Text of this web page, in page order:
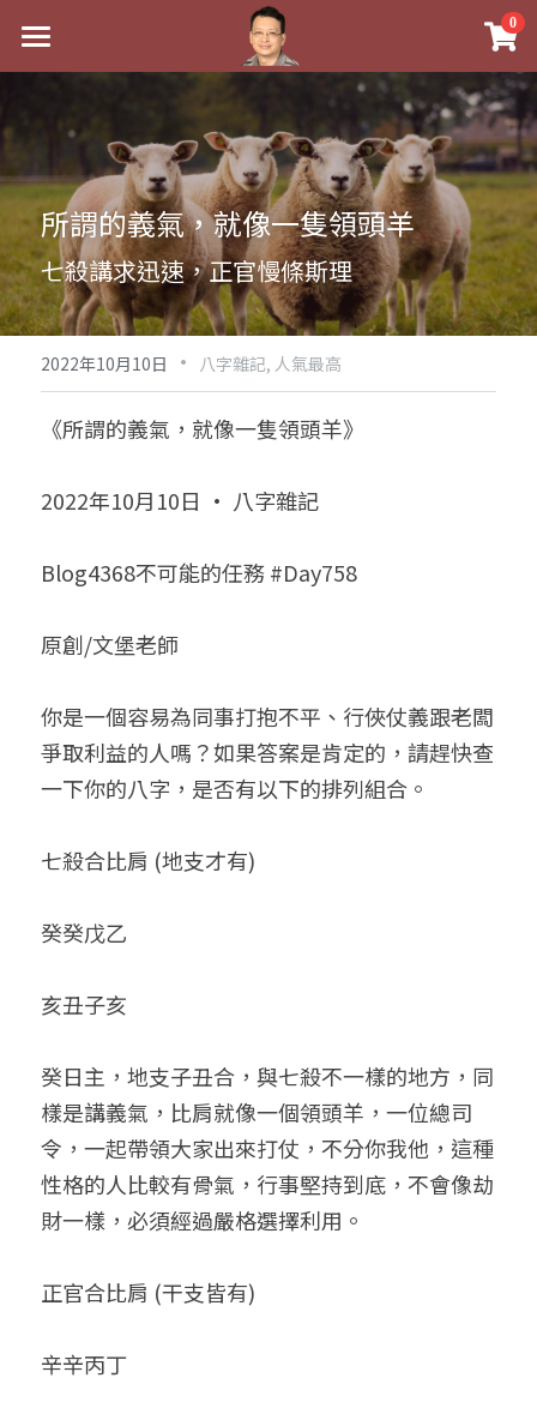
0
最新消息
關於我
實體經營
祖傳命理
手工印鑑
課程介紹
五行八字學
後天派陽宅
Blog
黃金會員專區
八字雜記
站長精選
臉書生活
試閱專區
Podcast聽書
陽宅視頻
線上直播
線上學苑
八字進階班
八字中階班
五人實戰班
五行計算初階班
五行計算高階班
團隊訓練營
《十神高階實戰錄》完整典藏版
科學八字推理PDF
小兒命名
科學八字推理1
科學八字推理2
科學八字輕鬆學
輕鬆學會科學八字推理
與我預約
批命預約
常見問題
FB粉絲頁
登錄/註冊
搜索
繁體中文
support@p8zicourse.com
五行八字線上班
所謂的義氣，就像一隻領頭羊
七殺講求迅速，正官慢條斯理
2022年10月10日 · 八字雜記, 人氣最高
《所謂的義氣，就像一隻領頭羊》
2022年10月10日 · 八字雜記
Blog4368不可能的任務 #Day758
原創/文堡老師
你是一個容易為同事打抱不平、行俠仗義跟老闆
爭取利益的人嗎？如果答案是肯定的，請趕快查
一下你的八字，是否有以下的排列組合。
七殺合比肩 (地支才有)
癸癸戊乙
亥丑子亥
癸日主，地支子丑合，與七殺不一樣的地方，同
樣是講義氣，比肩就像一個領頭羊，一位總司
令，一起帶領大家出來打仗，不分你我他，這種
性格的人比較有骨氣，行事堅持到底，不會像劫
財一樣，必須經過嚴格選擇利用。
正官合比肩 (干支皆有)
辛辛丙丁
×
商品分類
科學八字推理PDF
《十神高階實戰錄》完整典藏版
1美元超值PDF
八字線上批命
小兒命名